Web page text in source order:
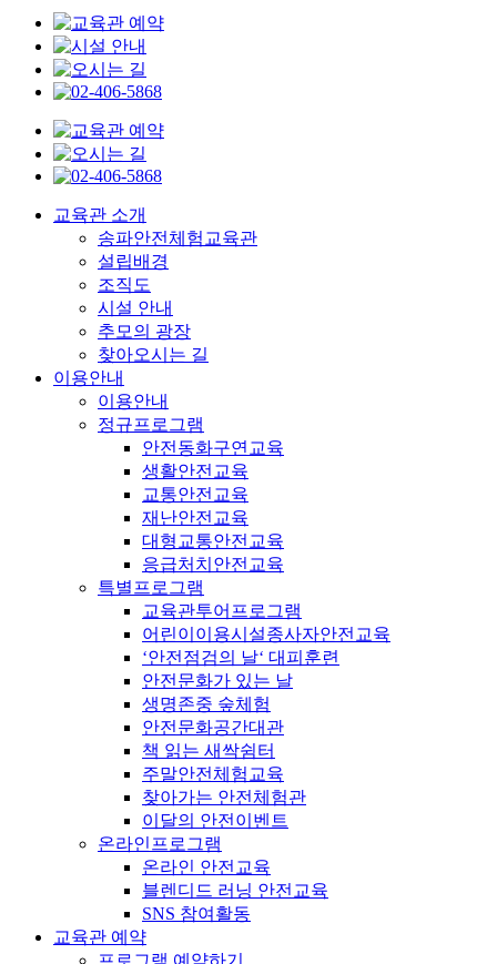
교육관 소개
송파안전체험교육관
설립배경
조직도
시설 안내
추모의 광장
찾아오시는 길
이용안내
이용안내
정규프로그램
안전동화구연교육
생활안전교육
교통안전교육
재난안전교육
대형교통안전교육
응급처치안전교육
특별프로그램
교육관투어프로그램
어린이이용시설종사자안전교육
‘안전점검의 날‘ 대피훈련
안전문화가 있는 날
생명존중 숲체험
안전문화공간대관
책 읽는 새싹쉼터
주말안전체험교육
찾아가는 안전체험관
이달의 안전이벤트
온라인프로그램
온라인 안전교육
블렌디드 러닝 안전교육
SNS 참여활동
교육관 예약